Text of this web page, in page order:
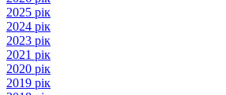
2025 рік
2024 рік
2023 рік
2021 рік
2020 рік
2019 рік